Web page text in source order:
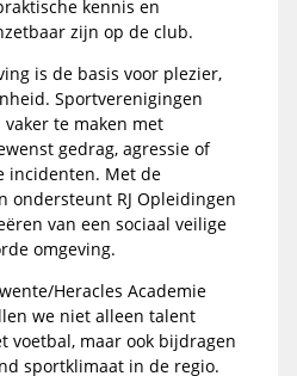
kennis en
zijn op de club.
is de basis voor plezier,
Sportverenigingen
te maken met
gedrag, agressie of
incidenten. Met de
ondersteunt RJ Opleidingen
van een sociaal veilige
omgeving.
Heracles Academie
we niet alleen talent
voetbal, maar ook bijdragen
sportklimaat in de regio.